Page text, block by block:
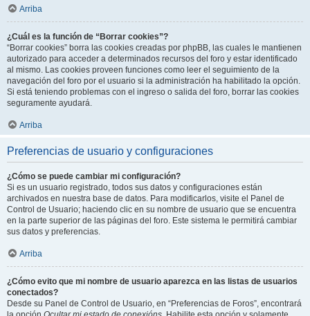
Arriba
¿Cuál es la función de “Borrar cookies”?
“Borrar cookies” borra las cookies creadas por phpBB, las cuales le mantienen
autorizado para acceder a determinados recursos del foro y estar identificado
al mismo. Las cookies proveen funciones como leer el seguimiento de la
navegación del foro por el usuario si la administración ha habilitado la opción.
Si está teniendo problemas con el ingreso o salida del foro, borrar las cookies
seguramente ayudará.
Arriba
Preferencias de usuario y configuraciones
¿Cómo se puede cambiar mi configuración?
Si es un usuario registrado, todos sus datos y configuraciones están
archivados en nuestra base de datos. Para modificarlos, visite el Panel de
Control de Usuario; haciendo clic en su nombre de usuario que se encuentra
en la parte superior de las páginas del foro. Este sistema le permitirá cambiar
sus datos y preferencias.
Arriba
¿Cómo evito que mi nombre de usuario aparezca en las listas de usuarios
conectados?
Desde su Panel de Control de Usuario, en “Preferencias de Foros”, encontrará